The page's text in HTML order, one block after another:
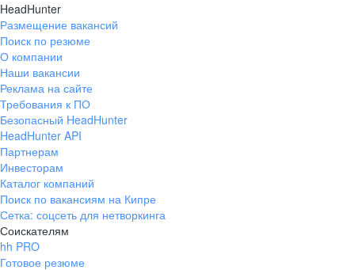
HeadHunter
Размещение вакансий
Поиск по резюме
О компании
Наши вакансии
Реклама на сайте
Требования к ПО
Безопасный HeadHunter
HeadHunter API
Партнерам
Инвесторам
Каталог компаний
Поиск по вакансиям на Кипре
Сетка: соцсеть для нетворкинга
Соискателям
hh PRO
Готовое резюме